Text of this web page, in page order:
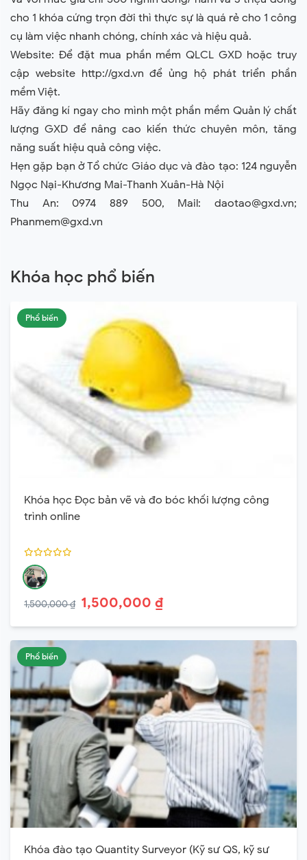
cho 1 khóa cứng trọn đời thì thực sự là quá rẻ cho 1 công
cụ làm việc nhanh chóng, chính xác và hiệu quả.
Website: Để đặt mua phần mềm QLCL GXD hoặc truy
cập website http://gxd.vn để ủng hộ phát triển phần
mềm Việt.
Hãy đăng kí ngay cho mình một phần mềm Quản lý chất
lượng GXD để nâng cao kiến thức chuyên môn, tăng
năng suất hiệu quả công việc.
Hẹn gặp bạn ở Tổ chức Giáo dục và đào tạo: 124 nguyễn
Ngọc Nại-Khương Mai-Thanh Xuân-Hà Nội
Thu An: 0974 889 500, Mail: daotao@gxd.vn;
Phanmem@gxd.vn
Khóa học phổ biến
Phổ biến
Khóa học Đọc bản vẽ và đo bóc khối lượng công
trình online
1,500,000 ₫ 1,500,000 ₫
Phổ biến
Khóa đào tạo Quantity Surveyor (Kỹ sư QS, kỹ sư